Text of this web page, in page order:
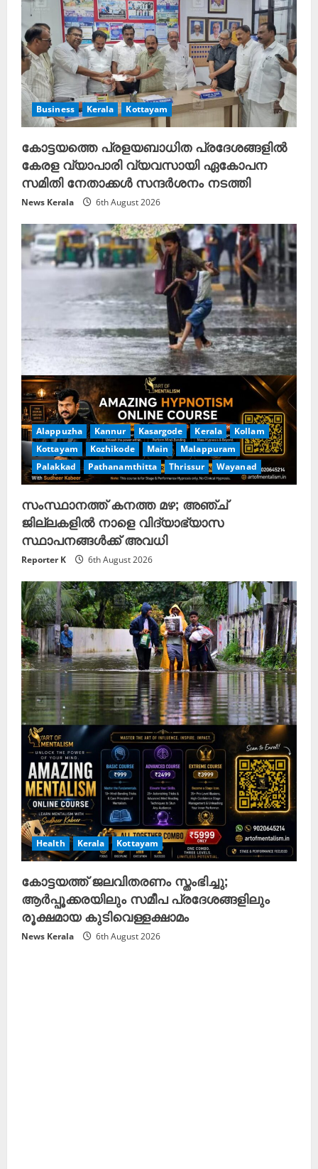
n
g
Business Kerala Kottayam
കോട്ടയത്തെ പ്രളയബാധിത പ്രദേശങ്ങളിൽ
കേരള വ്യാപാരി വ്യവസായി ഏകോപന
സമിതി നേതാക്കൾ സന്ദർശനം നടത്തി
News Kerala 6th August 2026
Alappuzha Kannur Kasargode Kerala
Kollam
Kottayam
Kozhikode Main
Malappuram
Palakkad
Pathanamthitta Thrissur Wayanad
സംസ്ഥാനത്ത് കനത്ത മഴ; അഞ്ച്
ജില്ലകളിൽ നാളെ വിദ്യാഭ്യാസ
സ്ഥാപനങ്ങൾക്ക് അവധി
Reporter K 6th August 2026
Health Kerala Kottayam
കോട്ടയത്ത് ജലവിതരണം സ്തംഭിച്ചു;
ആർപ്പൂക്കരയിലും സമീപ പ്രദേശങ്ങളിലും
രൂക്ഷമായ കുടിവെള്ളക്ഷാമം
News Kerala 6th August 2026